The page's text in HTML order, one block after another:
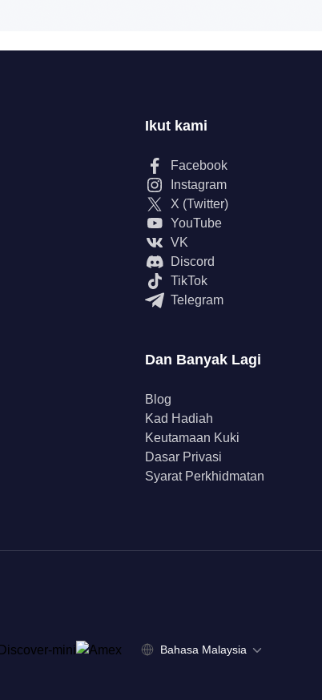
Ikut kami
Facebook
Instagram
X (Twitter)
YouTube
VK
Discord
TikTok
Telegram
Dan Banyak Lagi
Blog
Kad Hadiah
Keutamaan Kuki
Dasar Privasi
Syarat Perkhidmatan
Bahasa Malaysia